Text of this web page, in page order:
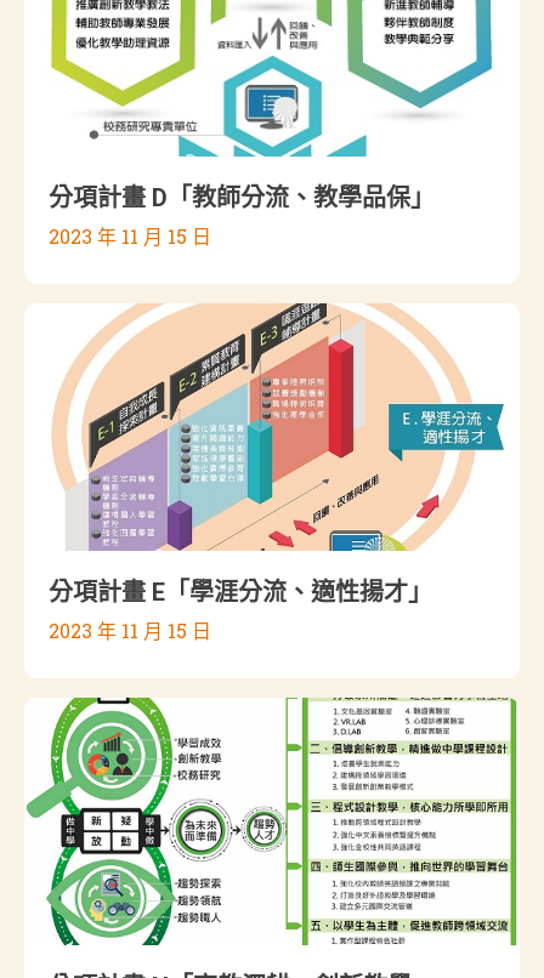
分項計畫 D「教師分流、教學品保」
2023 年 11 月 15 日
分項計畫 E「學涯分流、適性揚才」
2023 年 11 月 15 日